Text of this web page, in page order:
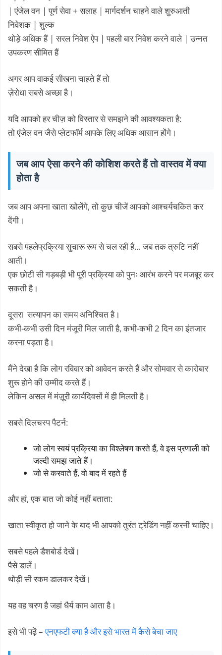
| एंजेल वन | पूर्ण सेवा + सलाह | मार्गदर्शन चाहने वाले शुरुआती
निवेशक | शुल्क
थोड़े अधिक हैं | सरल निवेश ऐप | पहली बार निवेश करने वाले | उन्नत
उपकरण सीमित हैं
अगर आप वाकई सीखना चाहते हैं तो
ज़ेरोधा सबसे अच्छा है।
यदि आपको हर चीज़ को विस्तार से समझने की आवश्यकता है:
तो एंजेल वन जैसे प्लेटफॉर्म आपके लिए अधिक आसान होंगे।
जब आप ऐसा करने की कोशिश करते हैं तो वास्तव में क्या
होता है
जब आप अपना खाता खोलेंगे, तो कुछ चीजें आपको आश्चर्यचकित कर
देंगी।
सबसे पहलेप्रक्रिया सुचारू रूप से चल रही है… जब तक त्रुटि नहीं
आती।
एक छोटी सी गड़बड़ी भी पूरी प्रक्रिया को पुनः आरंभ करने पर मजबूर कर
सकती है।
दूसरा सत्यापन का समय अनिश्चित है।
कभी-कभी उसी दिन मंजूरी मिल जाती है, कभी-कभी 2 दिन का इंतजार
करना पड़ता है।
मैंने देखा है कि लोग रविवार को आवेदन करते हैं और सोमवार से कारोबार
शुरू होने की उम्मीद करते हैं।
लेकिन असल में मंज़ूरी कार्यदिवसों में ही मिलती है।
सबसे दिलचस्प पैटर्न:
जो लोग स्वयं प्रक्रिया का विश्लेषण करते हैं, वे इस प्रणाली को
जल्दी समझ जाते हैं।
जो से करवाते हैं, वो बाद में रहते हैं
और हां, एक बात जो कोई नहीं बताता:
खाता स्वीकृत हो जाने के बाद भी आपको तुरंत ट्रेडिंग नहीं करनी चाहिए।
सबसे पहले डैशबोर्ड देखें।
पैसे डालें।
थोड़ी सी रकम डालकर देखें।
यह वह चरण है जहां धैर्य काम आता है।
इसे भी पढ़ें –एनएफटी क्या है और इसे भारत में कैसे बेचा जाए